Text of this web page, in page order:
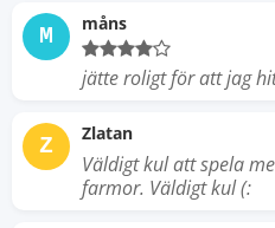
M måns
jätte roligt för att jag
Z Zlatan
Väldigt kul att spela
farmor. Väldigt kul (: